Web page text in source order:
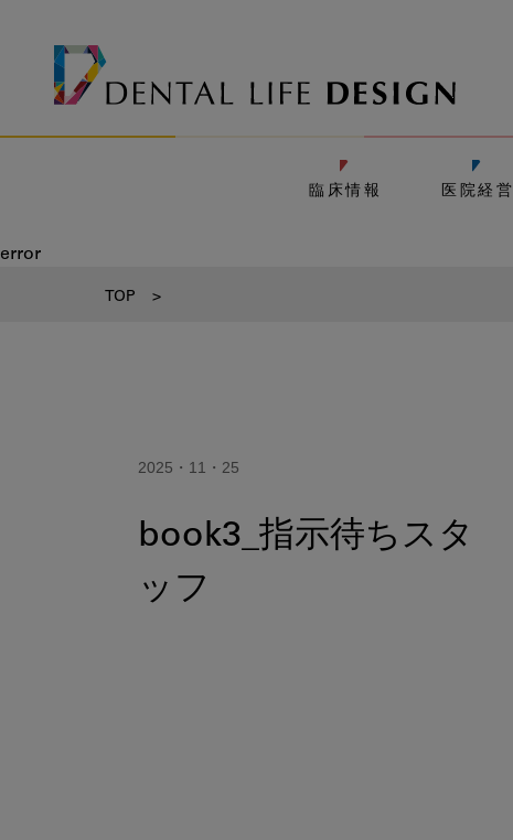
臨床情報 医院経営
error
TOP >
2025・11・25
book3_指示待ちスタ
ッフ